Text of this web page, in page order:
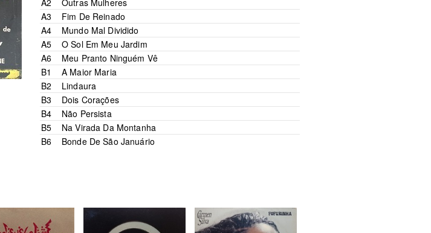
A2
Outras Mulheres
A3
Fim De Reinado
A4
Mundo Mal Dividido
A5
O Sol Em Meu Jardim
A6
Meu Pranto Ninguém Vê
B1
A Maior Maria
B2
Lindaura
B3
Dois Corações
B4
Não Persista
B5
Na Virada Da Montanha
B6
Bonde De São Januário